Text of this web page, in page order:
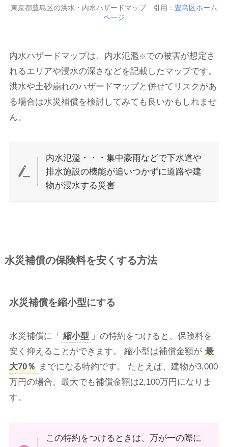
東京都豊島区の洪水・内水ハザードマップ 引用： 豊島区ホーム
ページ
内水ハザードマップは、内水氾濫 ※ での被害が想定さ
れるエリアや浸水の深さなどを記載したマップです。
洪水や土砂崩れのハザードマップと併せてリスクがあ
る場合は水災補償を検討してみても良いかもしれませ
ん。
内水氾濫・・・集中豪雨などで下水道や
排水施設の機能が追いつかずに道路や建
物が浸水する災害
水災補償の保険料を安くする方法
水災補償を縮小型にする
水災補償に「 縮小型 」の特約をつけると、保険料を
安く抑えることができます。 縮小型は補償金額が 最
大70％
までになる特約です。 たとえば、建物が3,000
万円の場合、最大でも補償金額は2,100万円になりま
す。
この特約をつけるときは、万が一の際に